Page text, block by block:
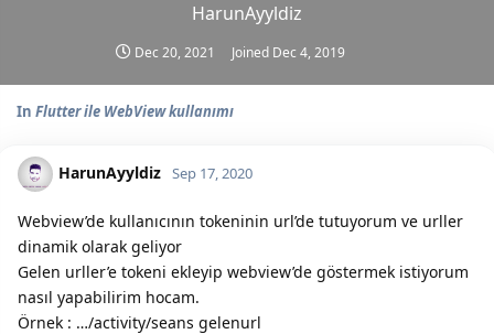
HarunAyyldiz
Dec 20, 2021 Joined Dec 4, 2019
In Flutter ile WebView kullanımı
HarunAyyldiz Sep 17, 2020
Webview’de kullanıcının tokeninin url’de tutuyorum ve urller
dinamik olarak geliyor
Gelen urller’e tokeni ekleyip webview’de göstermek istiyorum
nasıl yapabilirim hocam.
Örnek : …/activity/seans gelenurl